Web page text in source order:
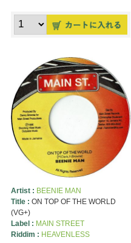
Artist : BEENIE MAN
Title : ON TOP OF THE WORLD
(VG+)
Label : MAIN STREET
Riddim : HEAVENLESS